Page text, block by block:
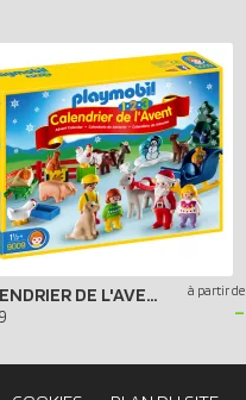
CALENDRIER DE L'AVENT 1.2.3 NOËL À LA FERME à partir de
-